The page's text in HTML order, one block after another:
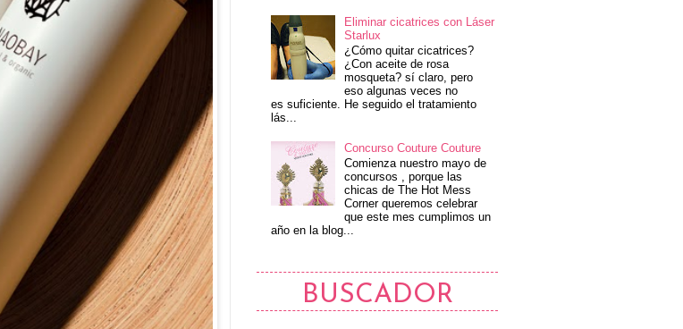
Eliminar cicatrices con Láser
Starlux
¿Cómo quitar cicatrices?
¿Con aceite de rosa
mosqueta? sí claro, pero
eso algunas veces no
es suficiente. He seguido el tratamiento
lás...
Concurso Couture Couture
Comienza nuestro mayo de
concursos , porque las
chicas de The Hot Mess
Corner queremos celebrar
que este mes cumplimos un
año en la blog...
BUSCADOR